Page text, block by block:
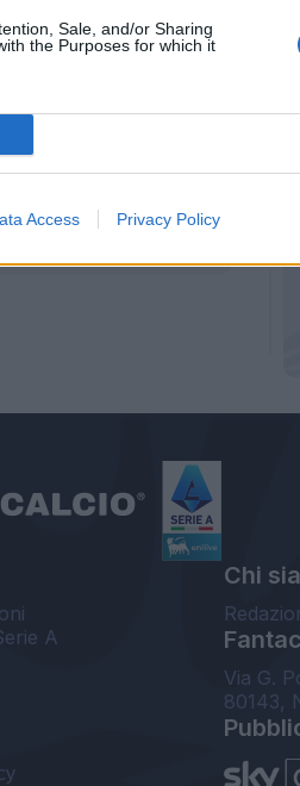
Sale, and/or Sharing
the Purposes for which it
Access Privacy Policy
per il resto
partita”.
A
Chi
Via G.
80143,